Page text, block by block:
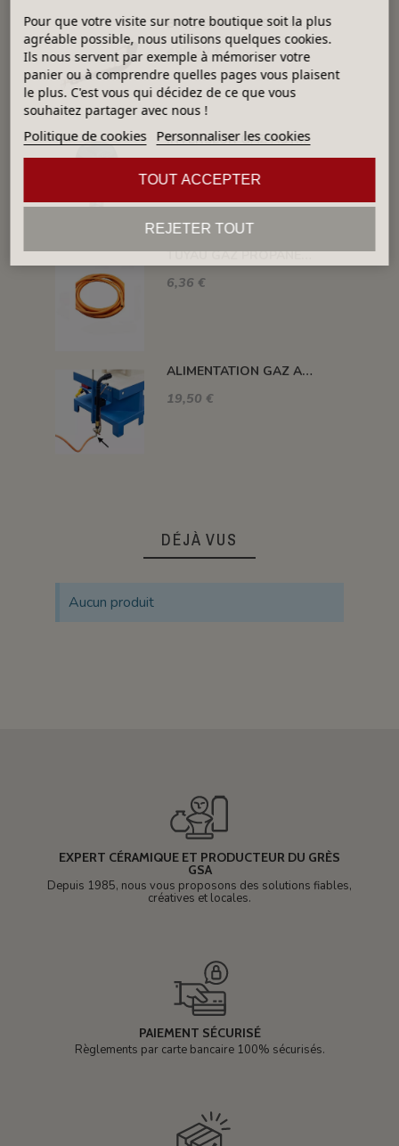
BRULEUR R441/90 COUDE PUISSANCE 116 KW
499,20 €
INVERSEUR GAZ AUTOMATIQUE 12kg/h 1.5 BAR M-M 20X150
TUYAU GAZ PROPANE 20 BARS MAXI. DIAM. 8MM LE ML
6,36 €
ALIMENTATION GAZ A 90°C
19,50 €
DÉJÀ VUS
Aucun produit
EXPERT CÉRAMIQUE ET PRODUCTEUR DU GRÈS
GSA
Depuis 1985, nous vous proposons des solutions fiables,
créatives et locales.
PAIEMENT SÉCURISÉ
Règlements par carte bancaire 100% sécurisés.
Pour que votre visite sur notre boutique soit la plus
agréable possible, nous utilisons quelques cookies.
Ils nous servent par exemple à mémoriser votre
panier ou à comprendre quelles pages vous plaisent
le plus. C'est vous qui décidez de ce que vous
souhaitez partager avec nous !
Politique de cookies Personnaliser les cookies
REJETER TOUT
TOUT ACCEPTER